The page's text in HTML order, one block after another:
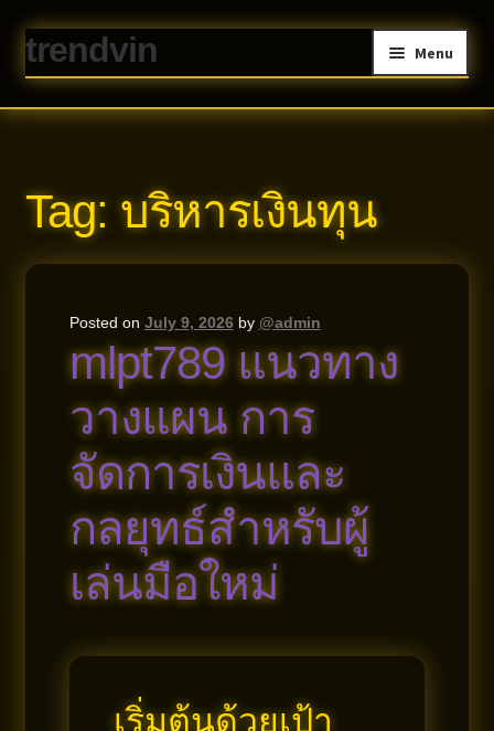
Skip
Skip
trendvin Menu
HomeAbout usContactPrivacy Policy
Tag: บริหารเงินทุน
Posted on July 9, 2026 by @admin
mlpt789 แนวทาง
วางแผน การ
จัดการเงินและ
กลยุทธ์สำหรับผู้
เล่นมือใหม่
เริ่มต้นด้วยเป้า